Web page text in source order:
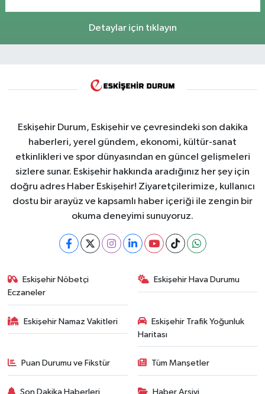
Detaylar için tıklayın
Eskişehir Durum, Eskişehir ve çevresindeki son dakika
haberleri, yerel gündem, ekonomi, kültür-sanat
etkinlikleri ve spor dünyasından en güncel gelişmeleri
sizlere sunar. Eskişehir hakkında aradığınız her şey için
doğru adres Haber Eskişehir! Ziyaretçilerimize, kullanıcı
dostu bir arayüz ve kapsamlı haber içeriği ile zengin bir
okuma deneyimi sunuyoruz.
Eskişehir Nöbetçi
Eczaneler
Eskişehir Hava Durumu
Eskişehir Namaz Vakitleri
Eskişehir Trafik Yoğunluk
Haritası
Puan Durumu ve Fikstür Tüm Manşetler
Son Dakika Haberleri Haber Arşivi